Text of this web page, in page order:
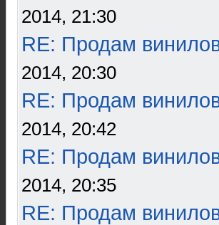
2014, 21:30
RE: Продам
2014, 20:30
RE: Продам
2014, 20:42
RE: Продам
2014, 20:35
RE: Продам